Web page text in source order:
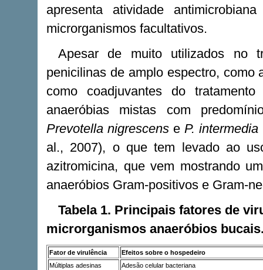
apresenta atividade
microrganismos facultativos.
Apesar de muito utilizados no
penicilinas de amplo espectro, como
como coadjuvantes do
anaeróbias mistas com
Prevotella nigrescens eP. intermedia
al., 2007), o que tem levado ao
azitromicina, que vem mostrando
anaeróbios Gram-positivos e Gram-
Tabela 1. Principais fatores de
microrganismos anaeróbios
Fator de virulência
Efeitos sobre o hospedeiro
Múltiplas adesinas
Adesão celular bacteriana